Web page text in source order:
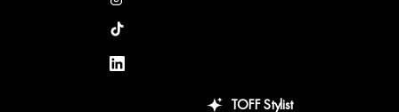
TOFF Stylist